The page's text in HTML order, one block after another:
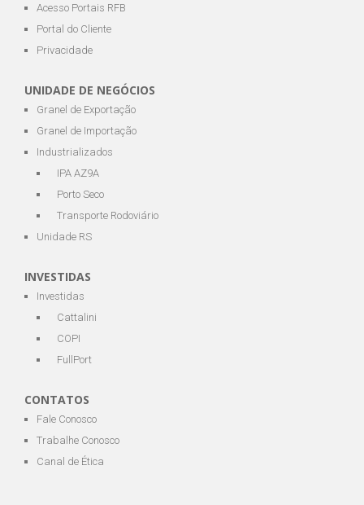
Acesso Portais RFB
Portal do Cliente
Privacidade
UNIDADE DE NEGÓCIOS
Granel de Exportação
Granel de Importação
Industrializados
IPA AZ9A
Porto Seco
Transporte Rodoviário
Unidade RS
INVESTIDAS
Investidas
Cattalini
COPI
FullPort
CONTATOS
Fale Conosco
Trabalhe Conosco
Canal de Ética